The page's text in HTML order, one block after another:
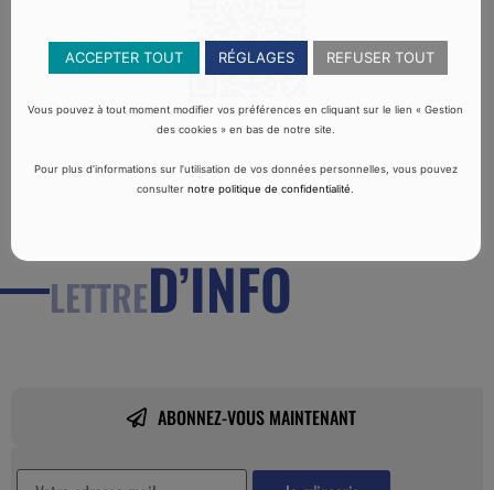
LETTRED’INFO
ABONNEZ-VOUS MAINTENANT
ACCEPTER TOUT RÉGLAGES REFUSER TOUT
Vous pouvez à tout moment modifier vos préférences en cliquant sur le lien « Gestion
des cookies » en bas de notre site.
Pour plus d’informations sur l’utilisation de vos données personnelles, vous pouvez
consulternotre politique de confidentialité